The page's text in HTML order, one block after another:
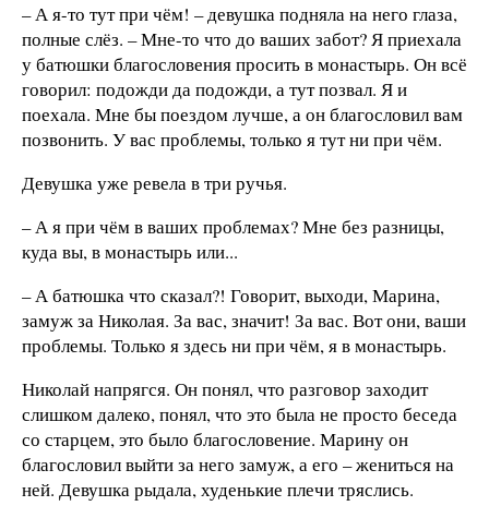
– А я-то тут при чём! – девушка подняла на него глаза,
полные слёз. – Мне-то что до ваших забот? Я приехала
у батюшки благословения просить в монастырь. Он всё
говорил: подожди да подожди, а тут позвал. Я и
поехала. Мне бы поездом лучше, а он благословил вам
позвонить. У вас проблемы, только я тут ни при чём.
Девушка уже ревела в три ручья.
– А я при чём в ваших проблемах? Мне без разницы,
куда вы, в монастырь или...
– А батюшка что сказал?! Говорит, выходи, Марина,
замуж за Николая. За вас, значит! За вас. Вот они, ваши
проблемы. Только я здесь ни при чём, я в монастырь.
Николай напрягся. Он понял, что разговор заходит
слишком далеко, понял, что это была не просто беседа
со старцем, это было благословение. Марину он
благословил выйти за него замуж, а его – жениться на
ней. Девушка рыдала, худенькие плечи тряслись.